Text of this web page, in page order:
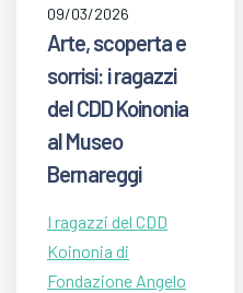
09/03/2026
Arte, scoperta e
sorrisi: i ragazzi
del CDD Koinonia
al Museo
Bernareggi
I ragazzi del CDD
Koinonia di
Fondazione Angelo